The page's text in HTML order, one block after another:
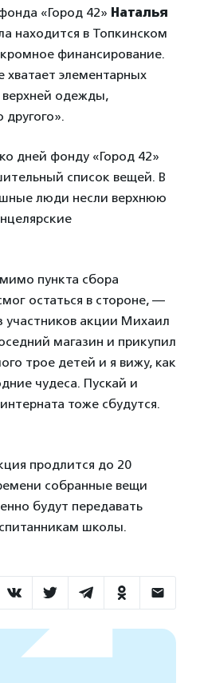
«Город 42» Наталья
находится в Топкинском
финансирование.
хватает элементарных
одежды,
другого».
дней фонду «Город 42»
список вещей. В
люди несли верхнюю
пункта сбора
остаться в стороне, —
участников акции Михаил
магазин и прикупил
трое детей и я вижу, как
чудеса. Пускай и
тоже сбудутся.
продлится до 20
собранные вещи
будут передавать
школы.